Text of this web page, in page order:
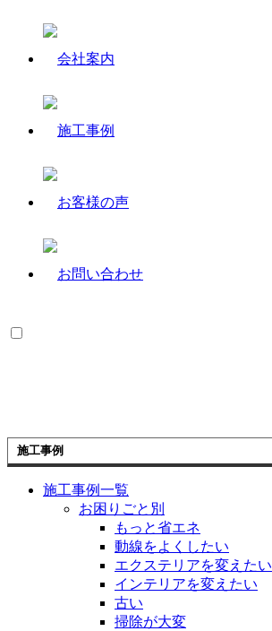
施工事例
施工事例一覧
お困りごと別
もっと省エネ
動線をよくしたい
エクステリアを変えたい
インテリアを変えたい
古い
掃除が大変